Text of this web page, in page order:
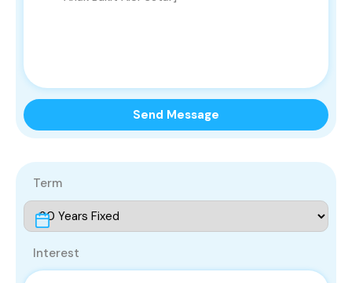
Send Message
Term
Interest